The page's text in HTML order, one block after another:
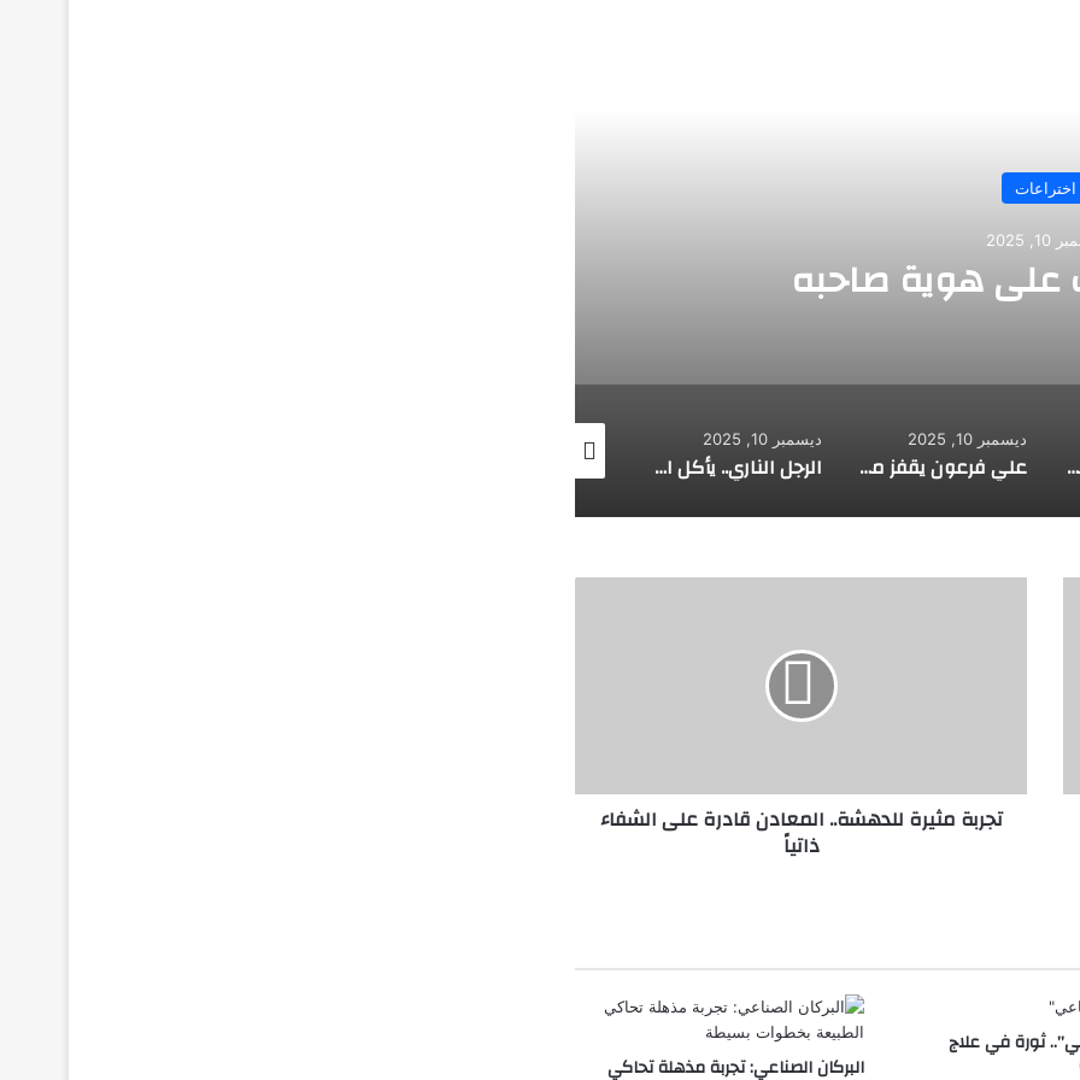
اختراعات
2025
هوية صاحبه
طفل مصري يخرج قصاصات الورق من أنفه وفمه
ديسمبر 10, 2025
علي فرعون يقفز من الطابق العشرين ويأكل النار ويحطم سورا
ديسمبر 10, 2025
الرجل الناري.. يأكل الجمر ويثني الحديد بأسنانه
ديسمبر 10, 2025
ر
ة
ا
تجربة مثيرة للدهشة.. المعادن قادرة على الشفاء
ذاتياً
ثورة في علاج
البركان الصناعي: تجربة مذهلة تحاكي